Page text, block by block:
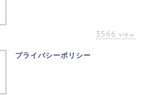
3566 view
プライバシーポリシー